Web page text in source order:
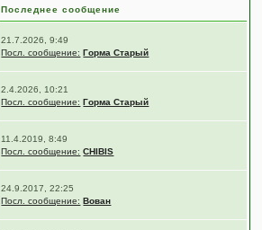
Последнее сообщение
21.7.2026, 9:49
Посл. сообщение: Горма Старый
2.4.2026, 10:21
Посл. сообщение: Горма Старый
11.4.2019, 8:49
Посл. сообщение: CHIBIS
24.9.2017, 22:25
Посл. сообщение: Вован